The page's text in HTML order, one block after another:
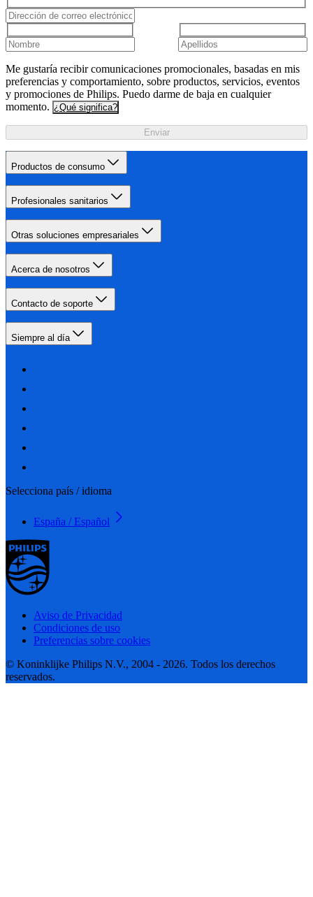
Me gustaría recibir comunicaciones promocionales, basadas en mis
preferencias y comportamiento, sobre productos, servicios, eventos
y promociones de Philips. Puedo darme de baja en cualquier
momento. ¿Qué significa?
Enviar
Productos de consumo
Profesionales sanitarios
Otras soluciones empresariales
Acerca de nosotros
Contacto de soporte
Siempre al día
Selecciona país / idioma
España / Español
Aviso de Privacidad
Condiciones de uso
Preferencias sobre cookies
© Koninklijke Philips N.V., 2004 - 2026. Todos los derechos
reservados.